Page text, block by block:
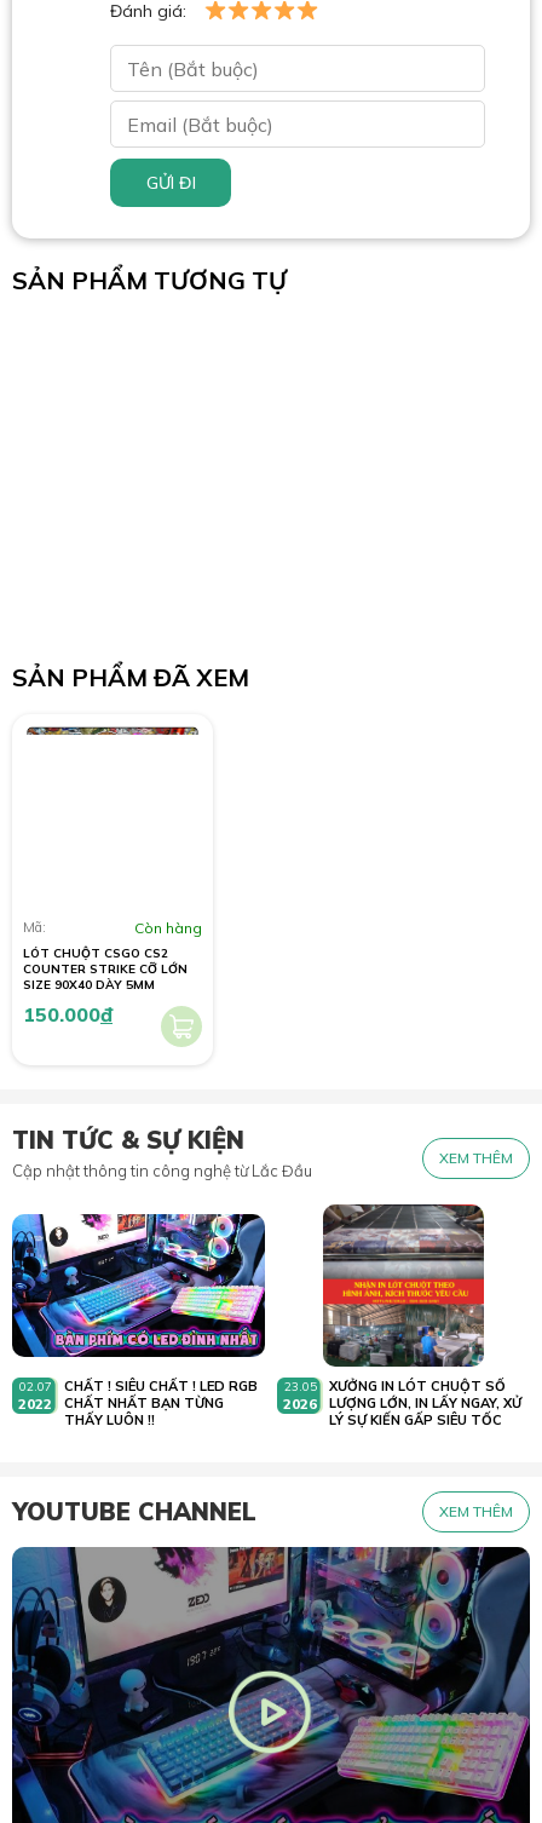
Đánh giá:
GỬI ĐI
SẢN PHẨM TƯƠNG TỰ
SẢN PHẨM ĐÃ XEM
Mã: Còn hàng
LÓT CHUỘT CSGO CS2
COUNTER STRIKE CỠ LỚN
SIZE 90X40 DÀY 5MM
150.000đ
TIN TỨC & SỰ KIỆN
Cập nhật thông tin công nghệ từ Lắc Đầu
XEM THÊM
02.07
2022
CHẤT ! SIÊU CHẤT ! LED RGB
CHẤT NHẤT BẠN TỪNG
THẤY LUÔN !!
23.05
2026
XƯỞNG IN LÓT CHUỘT SỐ
LƯỢNG LỚN, IN LẤY NGAY, XỬ
LÝ SỰ KIẾN GẤP SIÊU TỐC
YOUTUBE CHANNEL XEM THÊM